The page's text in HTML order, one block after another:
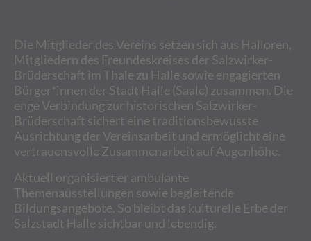
Die Mitglieder des Vereins setzen sich aus Halloren,
Mitgliedern des Freundeskreises der Salzwirker-
Brüderschaft im Thale zu Halle sowie engagierten
Bürger*innen der Stadt Halle (Saale) zusammen. Die
enge Verbindung zur historischen Salzwirker-
Brüderschaft sichert eine traditionsbewusste
Ausrichtung der Vereinsarbeit und ermöglicht eine
vertrauensvolle Zusammenarbeit auf Augenhöhe.
Aktuell organisiert er ambulante
Themenausstellungen sowie begleitende
Bildungsangebote. So bleibt das kulturelle Erbe der
Salzstadt Halle sichtbar und lebendig.